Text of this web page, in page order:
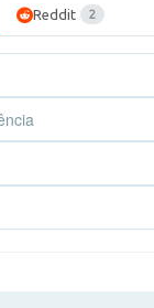
Reddit 2